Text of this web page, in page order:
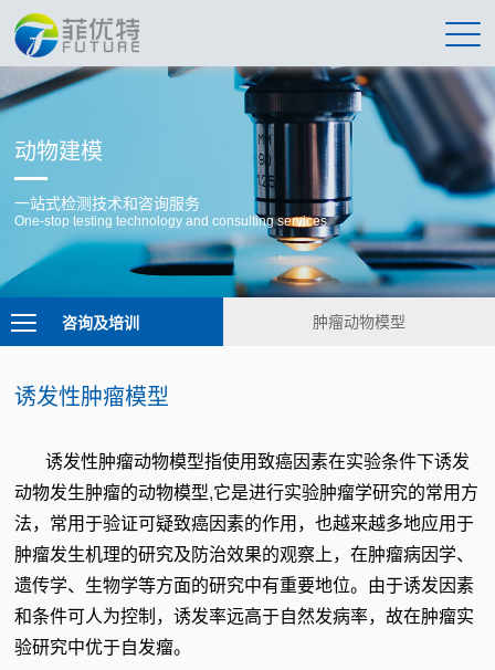
动物建模
一站式检测技术和咨询服务
One-stop testing technology and consulting services
咨询及培训 肿瘤动物模型
诱发性肿瘤模型
诱发性肿瘤动物模型指使用致癌因素在实验条件下诱发
动物发生肿瘤的动物模型,它是进行实验肿瘤学研究的常用方
法，常用于验证可疑致癌因素的作用，也越来越多地应用于
肿瘤发生机理的研究及防治效果的观察上，在肿瘤病因学、
遗传学、生物学等方面的研究中有重要地位。由于诱发因素
和条件可人为控制，诱发率远高于自然发病率，故在肿瘤实
验研究中优于自发瘤。